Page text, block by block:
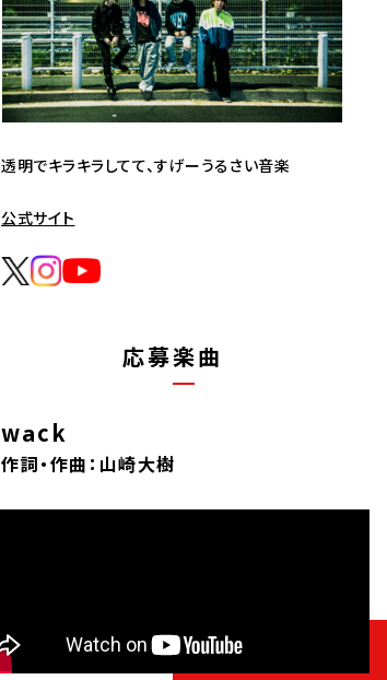
透明でキラキラしてて、すげーうるさい音楽
公式サイト
応募楽曲
wack
作詞・作曲：山崎大樹